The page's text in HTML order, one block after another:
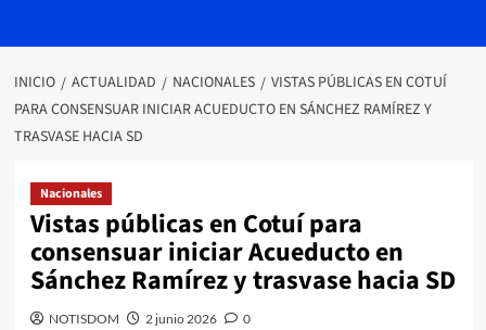
INICIO ACTUALIDAD NACIONALES
VISTAS PÚBLICAS EN COTUÍ
PARA CONSENSUAR INICIAR ACUEDUCTO EN SÁNCHEZ RAMÍREZ Y
TRASVASE HACIA SD
Nacionales
Vistas públicas en Cotuí para
consensuar iniciar Acueducto en
Sánchez Ramírez y trasvase hacia SD
NOTISDOM 2 junio 2026 0